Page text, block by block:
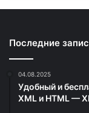
Последние
04.08.2025
Удобный и
XML и HTML —